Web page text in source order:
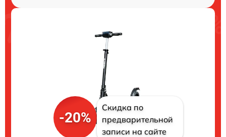
-20%
Скидка по
предварительной
записи на сайте